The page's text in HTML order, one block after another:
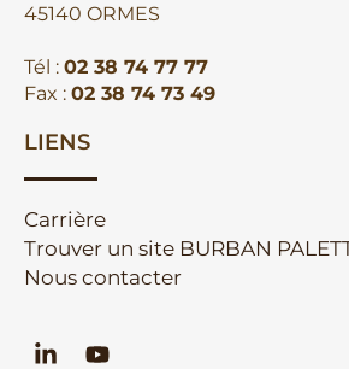
45140 ORMES
Tél : 02 38 74 77 77
Fax : 02 38 74 73 49
LIENS
Carrière
Trouver un site BURBAN
Nous contacter